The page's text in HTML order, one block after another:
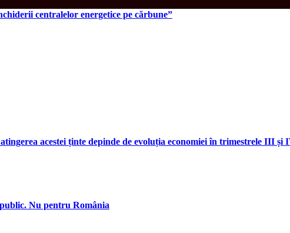
centralelor energetice pe cărbune”
acestei ținte depinde de evoluția economiei în trimestrele III și
Nu pentru România